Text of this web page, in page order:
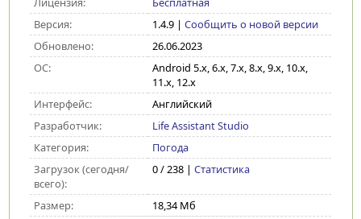
Версия:
1.4.9| Сообщить о новой версии
Обновлено:
26.06.2023
ОС:
Android 5.x, 6.x, 7.x, 8.x, 9.x, 10.x,
11.x, 12.x
Интерфейс:
Английский
Разработчик:
Life Assistant Studio
Категория:
Погода
Загрузок (сегодня/
всего):
0 / 238 | Статистика
Размер: 18,34 Мб